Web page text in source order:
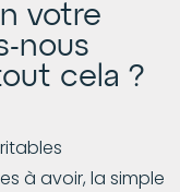
votre
nous
cela ?
à avoir, la simple